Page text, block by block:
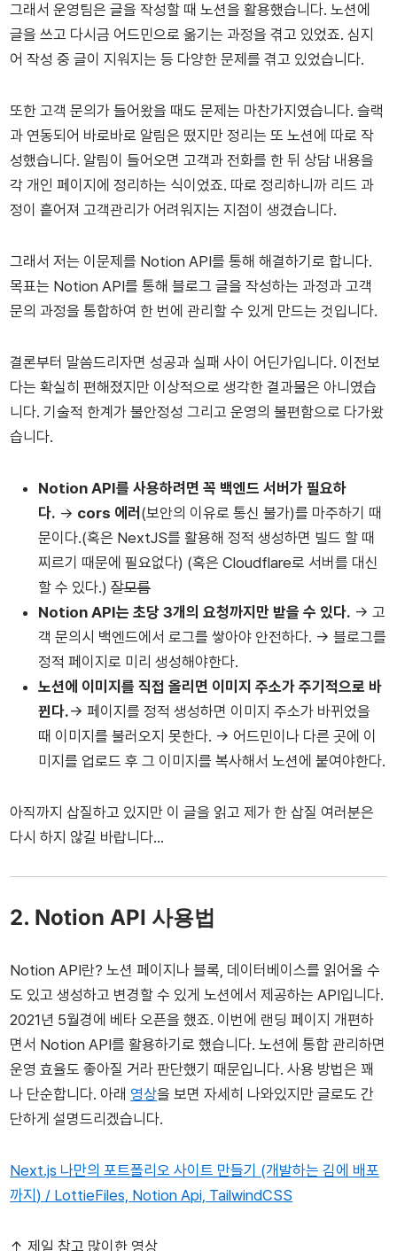
그래서 운영팀은 글을 작성할 때 노션을 활용했습니다. 노션에
글을 쓰고 다시금 어드민으로 옮기는 과정을 겪고 있었죠. 심지
어 작성 중 글이 지워지는 등 다양한 문제를 겪고 있었습니다.
또한 고객 문의가 들어왔을 때도 문제는 마찬가지였습니다. 슬랙
과 연동되어 바로바로 알림은 떴지만 정리는 또 노션에 따로 작
성했습니다. 알림이 들어오면 고객과 전화를 한 뒤 상담 내용을
각 개인 페이지에 정리하는 식이었죠. 따로 정리하니까 리드 과
정이 흩어져 고객관리가 어려워지는 지점이 생겼습니다.
그래서 저는 이문제를 Notion API를 통해 해결하기로 합니다.
목표는 Notion API를 통해 블로그 글을 작성하는 과정과 고객
문의 과정을 통합하여 한 번에 관리할 수 있게 만드는 것입니다.
결론부터 말씀드리자면 성공과 실패 사이 어딘가입니다. 이전보
다는 확실히 편해졌지만 이상적으로 생각한 결과물은 아니였습
니다. 기술적 한계가 불안정성 그리고 운영의 불편함으로 다가왔
습니다.
Notion API를 사용하려면 꼭 백엔드 서버가 필요하
다. → cors 에러 (보안의 이유로 통신 불가)를 마주하기 때
문이다.(혹은 NextJS를 활용해 정적 생성하면 빌드 할 때
찌르기 때문에 필요없다) (혹은 Cloudflare로 서버를 대신
할 수 있다.)잘모름
Notion API는 초당 3개의 요청까지만 받을 수 있다. → 고
객 문의시 백엔드에서 로그를 쌓아야 안전하다. → 블로그를
정적 페이지로 미리 생성해야한다.
노션에 이미지를 직접 올리면 이미지 주소가 주기적으로 바
뀐다.→ 페이지를 정적 생성하면 이미지 주소가 바뀌었을
때 이미지를 불러오지 못한다. → 어드민이나 다른 곳에 이
미지를 업로드 후 그 이미지를 복사해서 노션에 붙여야한다.
아직까지 삽질하고 있지만 이 글을 읽고 제가 한 삽질 여러분은
다시 하지 않길 바랍니다…
2. Notion API 사용법
Notion API란? 노션 페이지나 블록, 데이터베이스를 읽어올 수
도 있고 생성하고 변경할 수 있게 노션에서 제공하는 API입니다.
2021년 5월경에 베타 오픈을 했죠. 이번에 랜딩 페이지 개편하
면서 Notion API를 활용하기로 했습니다. 노션에 통합 관리하면
운영 효율도 좋아질 거라 판단했기 때문입니다. 사용 방법은 꽤
나 단순합니다. 아래 영상을 보면 자세히 나와있지만 글로도 간
단하게 설명드리겠습니다.
Next.js 나만의 포트폴리오 사이트 만들기 (개발하는 김에 배포
까지) / LottieFiles, Notion Api, TailwindCSS
↑ 제일 참고 많이한 영상